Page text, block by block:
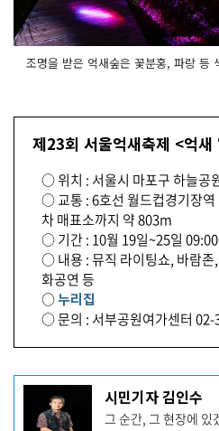
조명을 받은 억새숲은 꽃분홍, 파랑 등
제23회 서울억새축제 <억새
○ 위치 : 서울시 마포구 하늘공
○ 교통 : 6호선 월드컵경기장역
차 매표소까지 약 803m
○ 기간 : 10월 19일~25일
○ 내용 : 뮤직 라이팅쇼, 바람존
화공연 등
○누리집
○ 문의 : 서부공원여가센터
기 시민기자 김인수
그 순간, 그 현장에 있